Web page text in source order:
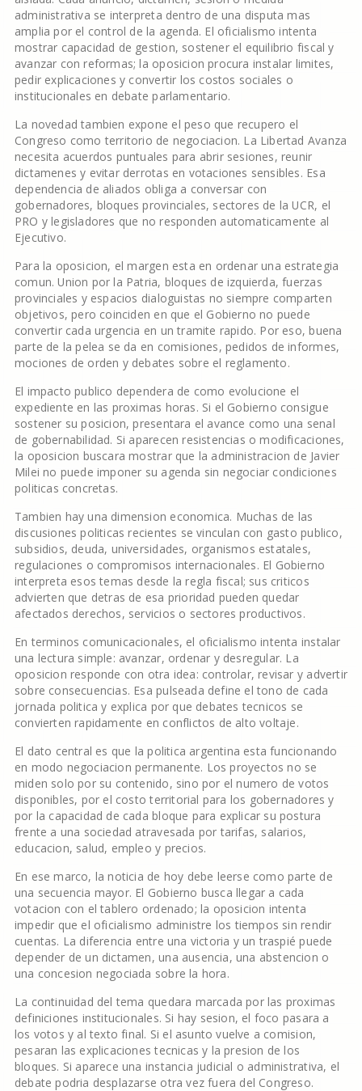
administrativa se interpreta dentro de una disputa mas
amplia por el control de la agenda. El oficialismo intenta
mostrar capacidad de gestion, sostener el equilibrio fiscal y
avanzar con reformas; la oposicion procura instalar limites,
pedir explicaciones y convertir los costos sociales o
institucionales en debate parlamentario.
La novedad tambien expone el peso que recupero el
Congreso como territorio de negociacion. La Libertad Avanza
necesita acuerdos puntuales para abrir sesiones, reunir
dictamenes y evitar derrotas en votaciones sensibles. Esa
dependencia de aliados obliga a conversar con
gobernadores, bloques provinciales, sectores de la UCR, el
PRO y legisladores que no responden automaticamente al
Ejecutivo.
Para la oposicion, el margen esta en ordenar una estrategia
comun. Union por la Patria, bloques de izquierda, fuerzas
provinciales y espacios dialoguistas no siempre comparten
objetivos, pero coinciden en que el Gobierno no puede
convertir cada urgencia en un tramite rapido. Por eso, buena
parte de la pelea se da en comisiones, pedidos de informes,
mociones de orden y debates sobre el reglamento.
El impacto publico dependera de como evolucione el
expediente en las proximas horas. Si el Gobierno consigue
sostener su posicion, presentara el avance como una senal
de gobernabilidad. Si aparecen resistencias o modificaciones,
la oposicion buscara mostrar que la administracion de Javier
Milei no puede imponer su agenda sin negociar condiciones
politicas concretas.
Tambien hay una dimension economica. Muchas de las
discusiones politicas recientes se vinculan con gasto publico,
subsidios, deuda, universidades, organismos estatales,
regulaciones o compromisos internacionales. El Gobierno
interpreta esos temas desde la regla fiscal; sus criticos
advierten que detras de esa prioridad pueden quedar
afectados derechos, servicios o sectores productivos.
En terminos comunicacionales, el oficialismo intenta instalar
una lectura simple: avanzar, ordenar y desregular. La
oposicion responde con otra idea: controlar, revisar y advertir
sobre consecuencias. Esa pulseada define el tono de cada
jornada politica y explica por que debates tecnicos se
convierten rapidamente en conflictos de alto voltaje.
El dato central es que la politica argentina esta funcionando
en modo negociacion permanente. Los proyectos no se
miden solo por su contenido, sino por el numero de votos
disponibles, por el costo territorial para los gobernadores y
por la capacidad de cada bloque para explicar su postura
frente a una sociedad atravesada por tarifas, salarios,
educacion, salud, empleo y precios.
En ese marco, la noticia de hoy debe leerse como parte de
una secuencia mayor. El Gobierno busca llegar a cada
votacion con el tablero ordenado; la oposicion intenta
impedir que el oficialismo administre los tiempos sin rendir
cuentas. La diferencia entre una victoria y un traspié puede
depender de un dictamen, una ausencia, una abstencion o
una concesion negociada sobre la hora.
La continuidad del tema quedara marcada por las proximas
definiciones institucionales. Si hay sesion, el foco pasara a
los votos y al texto final. Si el asunto vuelve a comision,
pesaran las explicaciones tecnicas y la presion de los
bloques. Si aparece una instancia judicial o administrativa, el
debate podria desplazarse otra vez fuera del Congreso.